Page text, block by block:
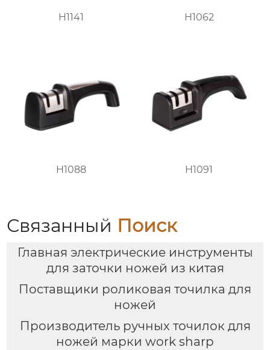
H1141 H1062
H1088 H1091
Связанный Поиск
Главная электрические инструменты
для заточки ножей из китая
Поставщики роликовая точилка для
ножей
Производитель ручных точилок для
ножей марки work sharp